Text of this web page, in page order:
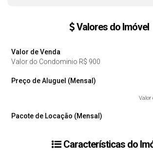
Valores do Imóvel
Valor de Venda
Valor do Condominio R$ 900
Preço de Aluguel (Mensal)
Valor
Pacote de Locação (Mensal)
Características do